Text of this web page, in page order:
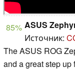
85% ASUS
Источник:
The ASUS ROG
and a great step